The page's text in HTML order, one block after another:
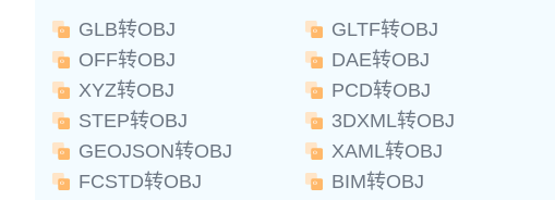
GLB转OBJ
GLTF转OBJ
OFF转OBJ
DAE转OBJ
XYZ转OBJ
PCD转OBJ
STEP转OBJ
3DXML转OBJ
GEOJSON转OBJ
XAML转OBJ
FCSTD转OBJ
BIM转OBJ